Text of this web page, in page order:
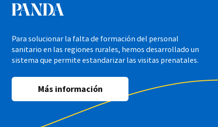
PANDA
Para solucionar la falta de formación del personal
sanitario en las regiones rurales, hemos desarrollado un
sistema que permite estandarizar las visitas prenatales.
Más información